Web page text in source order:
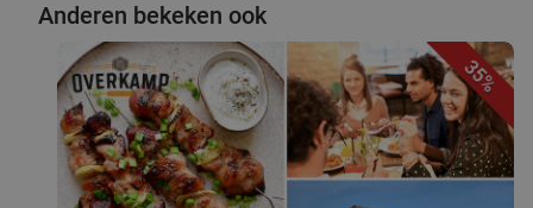
Anderen bekeken ook
35%